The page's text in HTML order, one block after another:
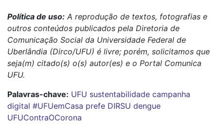
Política de uso: A reprodução de textos, fotografias e
outros conteúdos publicados pela Diretoria de
Comunicação Social da Universidade Federal de
Uberlândia (Dirco/UFU) é livre; porém, solicitamos que
seja(m) citado(s) o(s) autor(es) e o Portal Comunica
UFU.
Palavras-chave: UFU sustentabilidade campanha
digital #UFUemCasa prefe DIRSU dengue
UFUContraOCorona